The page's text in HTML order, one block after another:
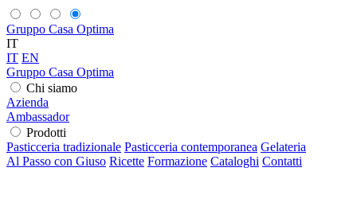
Gruppo Casa Optima
IT
IT EN
Gruppo Casa Optima
Chi siamo
Azienda
Ambassador
Prodotti
Pasticceria tradizionale Pasticceria contemporanea Gelateria
Al Passo con Giuso Ricette Formazione Cataloghi Contatti